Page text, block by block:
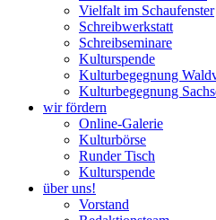
Vielfalt im Schaufenster
Schreibwerkstatt
Schreibseminare
Kulturspende
Kulturbegegnung
Kulturbegegnung
wir fördern
Online-Galerie
Kulturbörse
Runder Tisch
Kulturspende
über uns!
Vorstand